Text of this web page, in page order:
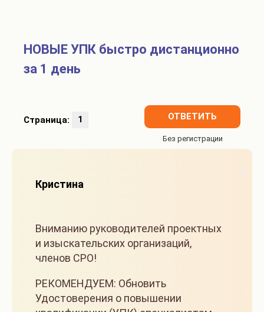
НОВЫЕ УПК быстро дистанционно
за 1 день
Страница: 1 ОТВЕТИТЬ
Кристина
Вниманию руководителей проектных
и изыскательских организаций,
членов СРО!
РЕКОМЕНДУЕМ: Обновить
Удостоверения о повышении